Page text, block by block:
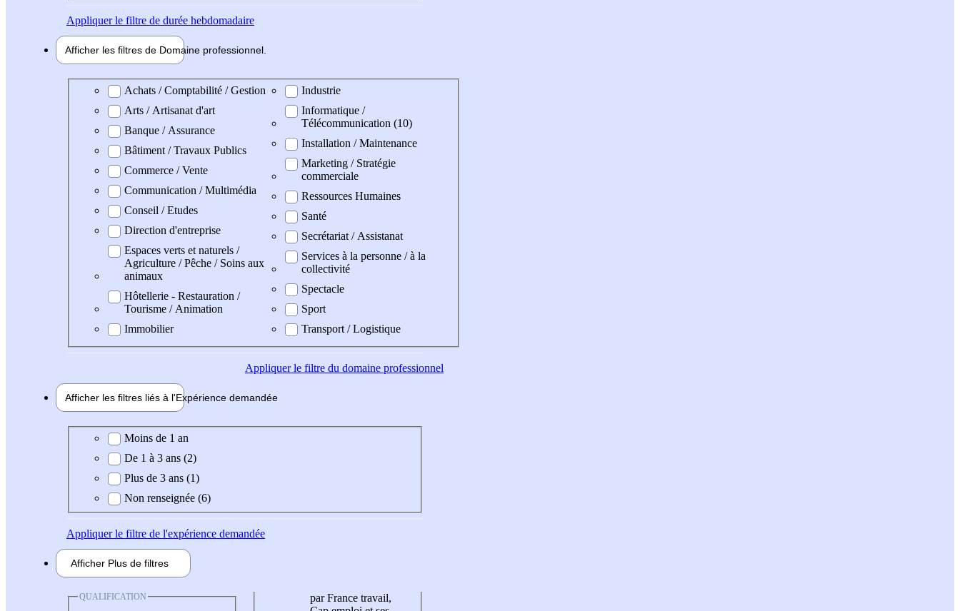
Appliquerle filtre de durée hebdomadaire
Afficher les filtres de Domaine professionnel
Domaine professionel
Achats / Comptabilité / Gestion
Arts / Artisanat d'art
Banque / Assurance
Bâtiment / Travaux Publics
Commerce / Vente
Communication / Multimédia
Conseil / Etudes
Direction d'entreprise
Espaces verts et naturels /
Agriculture / Pêche / Soins aux
animaux
Hôtellerie - Restauration /
Tourisme / Animation
Immobilier
Industrie
Informatique /
Télécommunication (10)
Installation / Maintenance
Marketing / Stratégie
commerciale
Ressources Humaines
Santé
Secrétariat / Assistanat
Services à la personne / à la
collectivité
Spectacle
Sport
Transport / Logistique
Appliquerle filtre du domaine professionnel
Afficher les filtres liés à l'Expérience demandée
Expérience demandée
Moins de 1 an
De 1 à 3 ans (2)
Plus de 3 ans (1)
Non renseignée (6)
Appliquerle filtre de l'expérience demandée
Afficher Plus de filtres
QUALIFICATION
par France travail,